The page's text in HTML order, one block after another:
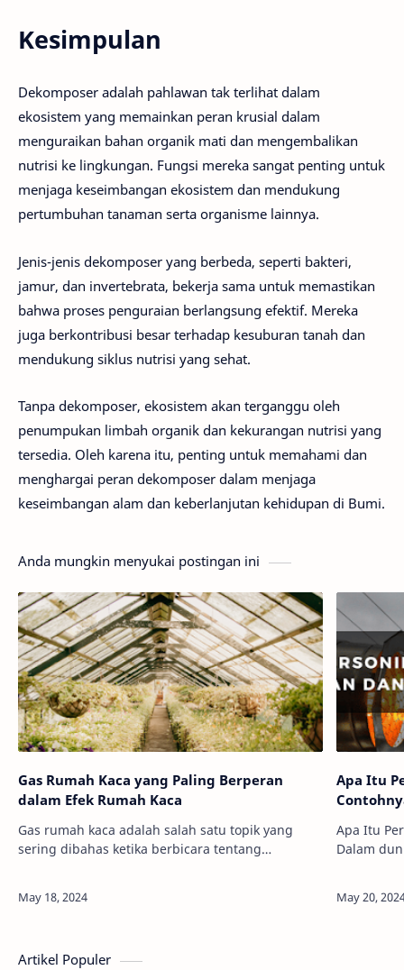
Kesimpulan
Dekomposer adalah pahlawan tak terlihat dalam
ekosistem yang memainkan peran krusial dalam
menguraikan bahan organik mati dan mengembalikan
nutrisi ke lingkungan. Fungsi mereka sangat penting untuk
menjaga keseimbangan ekosistem dan mendukung
pertumbuhan tanaman serta organisme lainnya.
Jenis-jenis dekomposer yang berbeda, seperti bakteri,
jamur, dan invertebrata, bekerja sama untuk memastikan
bahwa proses penguraian berlangsung efektif. Mereka
juga berkontribusi besar terhadap kesuburan tanah dan
mendukung siklus nutrisi yang sehat.
Tanpa dekomposer, ekosistem akan terganggu oleh
penumpukan limbah organik dan kekurangan nutrisi yang
tersedia. Oleh karena itu, penting untuk memahami dan
menghargai peran dekomposer dalam menjaga
keseimbangan alam dan keberlanjutan kehidupan di Bumi.
Anda mungkin menyukai postingan ini
Gas Rumah Kaca yang Paling Berperan
dalam Efek Rumah Kaca
Gas rumah kaca adalah salah satu topik yang
sering dibahas ketika berbicara tentang
sec…
Apa Itu
Apa Itu
Dalam
yang…
Artikel Populer